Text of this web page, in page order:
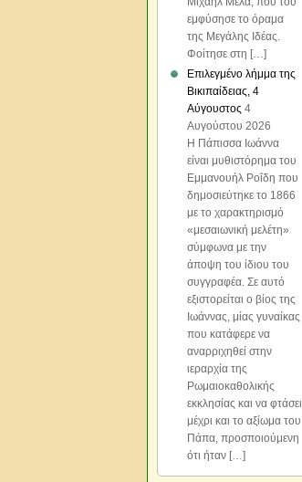
εμφύσησε το όραμα
της Μεγάλης Ιδέας.
Φοίτησε στη […]
Επιλεγμένο λήμμα της
Βικιπαίδειας, 4
Αύγουστος 4
Αυγούστου 2026
Η Πάπισσα Ιωάννα
είναι μυθιστόρημα του
Εμμανουήλ Ροΐδη που
δημοσιεύτηκε το 1866
με το χαρακτηρισμό
«μεσαιωνική μελέτη»
σύμφωνα με την
άποψη του ίδιου του
συγγραφέα. Σε αυτό
εξιστορείται ο βίος της
Ιωάννας, μίας γυναίκας
που κατάφερε να
αναρριχηθεί στην
ιεραρχία της
Ρωμαιοκαθολικής
εκκλησίας και να φτάσει
μέχρι και το αξίωμα του
Πάπα, προσποιούμενη
ότι ήταν […]